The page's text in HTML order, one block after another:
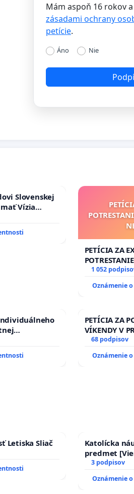
Mám aspoň 16 rokov
zásadami ochrany
petície.
Áno Nie
Slovenskej
Vízia
chrbticu?
PETÍCIA ZA
1 052
Oznámenie
1. a 2.
PETÍCIA ZA
VÍKENDY V
STAVEBNÉ
TÝŽDEŇ
68 podpisov
Oznámenie
Letiska Sliač
Katolícka
predmet
17)]
3 podpisov
Oznámenie